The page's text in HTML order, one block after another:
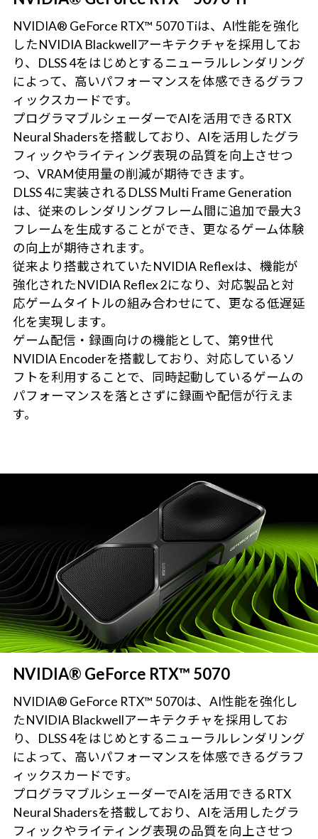
NVIDIA® GeForce RTX™ 5070 Tiは、AI性能を強化
したNVIDIA Blackwellアーキテクチャを採用してお
り、DLSS 4をはじめとするニューラルレンダリング
によって、高いパフォーマンスを体感できるグラフ
ィックスカードです。
プログラマブルシェーダーでAIを活用できるRTX
Neural Shadersを搭載しており、AIを活用したグラ
フィックやライティング表現の品質を向上させつ
つ、VRAM使用量の削減が期待できます。
DLSS 4に実装されるDLSS Multi Frame Generation
は、従来のレンダリングフレーム間に追加で最大3
フレームを生成することができ、更なるゲーム体験
の向上が期待されます。
従来より搭載されていたNVIDIA Reflexは、機能が
強化されたNVIDIA Reflex 2になり、対応製品と対
応ゲームタイトルの組み合わせにて、更なる低遅延
化を実現します。
ゲーム配信・録画向けの機能として、第9世代
NVIDIA Encoderを搭載しており、対応しているソ
フトを利用することで、同時起動しているゲームの
パフォーマンスを落とさずに録画や配信が行えま
す。
NVIDIA® GeForce RTX™ 5070
NVIDIA® GeForce RTX™ 5070は、AI性能を強化し
たNVIDIA Blackwellアーキテクチャを採用してお
り、DLSS 4をはじめとするニューラルレンダリング
によって、高いパフォーマンスを体感できるグラフ
ィックスカードです。
プログラマブルシェーダーでAIを活用できるRTX
Neural Shadersを搭載しており、AIを活用したグラ
フィックやライティング表現の品質を向上させつ